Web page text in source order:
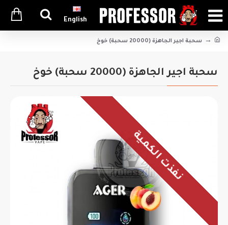
English
سحبة اجير الجاهزة (20000 سحبة) خوخ
سحبة اجير الجاهزة (20000 سحبة) خوخ
نفذت الكمية